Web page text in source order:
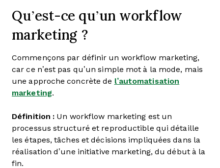
Qu’est-ce qu’un workflow
marketing ?
Commençons par définir un workflow marketing,
car ce n’est pas qu’un simple mot à la mode, mais
une approche concrète de l’automatisation
marketing.
Définition : Un workflow marketing est un
processus structuré et reproductible qui détaille
les étapes, tâches et décisions impliquées dans la
réalisation d’une initiative marketing, du début à la
fin.